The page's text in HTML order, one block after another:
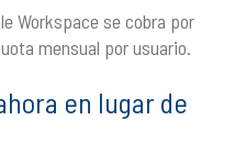
Workspace se cobra por
mensual por usuario.
en lugar de